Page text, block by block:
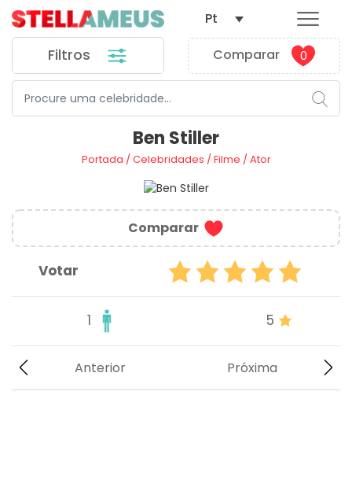
Filtros Comparar 0
Pt
Ben Stiller
Portada /Celebridades /Filme /Ator
Comparar
Votar
1 5
Próxima
Anterior